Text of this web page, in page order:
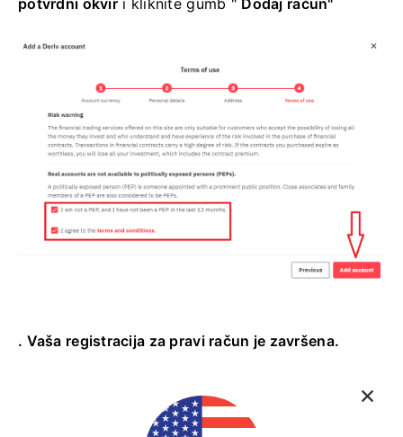
potvrdni okviri kliknitegumb " Dodaj račun"
. Vaša registracija za pravi račun je završena.